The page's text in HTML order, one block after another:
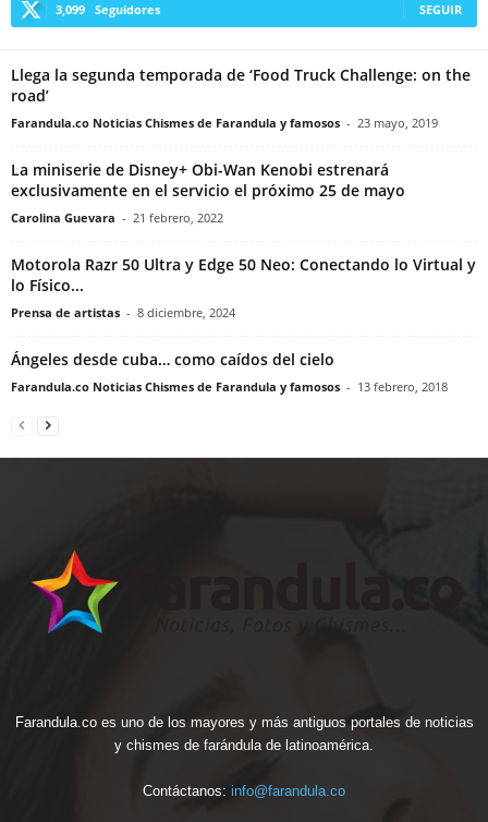
3,099 Seguidores SEGUIR
Llega la segunda temporada de ‘Food Truck Challenge: on the
road’
Farandula.co Noticias Chismes de Farandula y famosos - 23 mayo, 2019
La miniserie de Disney+ Obi-Wan Kenobi estrenará
exclusivamente en el servicio el próximo 25 de mayo
Carolina Guevara - 21 febrero, 2022
Motorola Razr 50 Ultra y Edge 50 Neo: Conectando lo Virtual y
lo Físico...
Prensa de artistas - 8 diciembre, 2024
Ángeles desde cuba… como caídos del cielo
Farandula.co Noticias Chismes de Farandula y famosos - 13 febrero, 2018
Farandula.co es uno de los mayores y más antiguos portales de noticias
y chismes de farándula de latinoamérica.
Contáctanos: info@farandula.co